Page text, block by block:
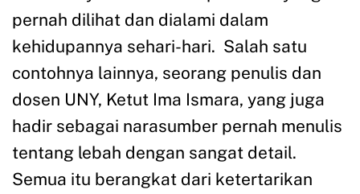
pernah dilihat dan dialami dalam
kehidupannya sehari-hari. Salah satu
contohnya lainnya, seorang penulis dan
dosen UNY, Ketut Ima Ismara, yang juga
hadir sebagai narasumber pernah menulis
tentang lebah dengan sangat detail.
Semua itu berangkat dari ketertarikan